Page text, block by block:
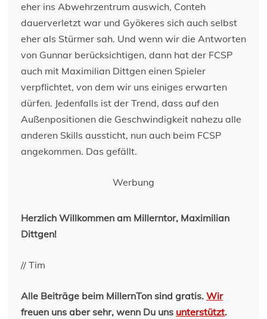
eher ins Abwehrzentrum auswich, Conteh
dauerverletzt war und Gyökeres sich auch selbst
eher als Stürmer sah. Und wenn wir die Antworten
von Gunnar berücksichtigen, dann hat der FCSP
auch mit Maximilian Dittgen einen Spieler
verpflichtet, von dem wir uns einiges erwarten
dürfen. Jedenfalls ist der Trend, dass auf den
Außenpositionen die Geschwindigkeit nahezu alle
anderen Skills aussticht, nun auch beim FCSP
angekommen. Das gefällt.
Werbung
Herzlich Willkommen am Millerntor, Maximilian
Dittgen!
// Tim
Alle Beiträge beim MillernTon sind gratis. Wir
freuen uns aber sehr, wenn Du uns unterstützt.